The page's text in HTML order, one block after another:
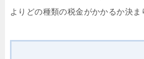
よりどの種類の税金がかかるか決ま